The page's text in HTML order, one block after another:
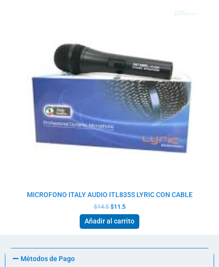
MICROFONO ITALY AUDIO ITL835S LYRIC CON CABLE
$14.5 $11.5
Añadir al carrito
Métodos de Pago